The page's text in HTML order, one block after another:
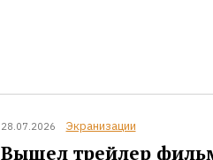
28.07.2026 Экранизации
Вышел трейлер